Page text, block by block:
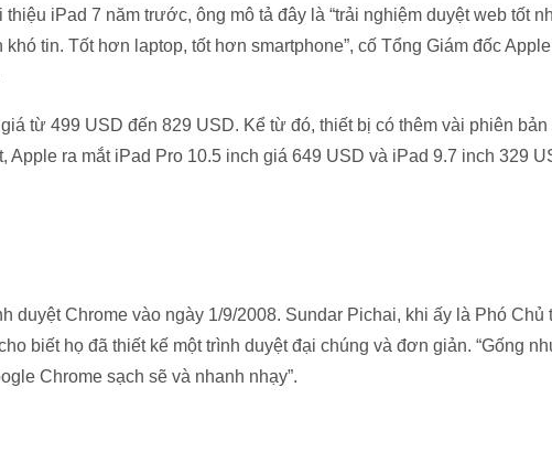
iPad 7 năm trước, ông mô tả đây là “trải nghiệm duyệt web tốt
khó tin. Tốt hơn laptop, tốt hơn smartphone”, cố Tổng Giám đốc
từ 499 USD đến 829 USD. Kể từ đó, thiết bị có thêm vài phiên
Apple ra mắt iPad Pro 10.5 inch giá 649 USD và iPad 9.7 inch 329
duyệt Chrome vào ngày 1/9/2008. Sundar Pichai, khi ấy là Phó Chủ
biết họ đã thiết kế một trình duyệt đại chúng và đơn giản. “Gống
Chrome sạch sẽ và nhanh nhạy”.